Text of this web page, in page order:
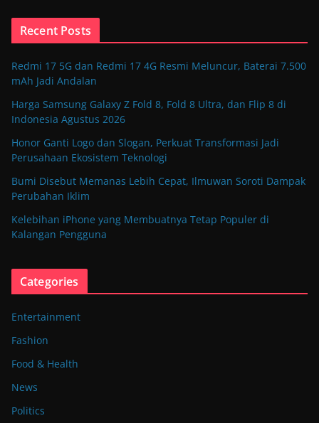
Recent Posts
Redmi 17 5G dan Redmi 17 4G Resmi Meluncur, Baterai 7.500
mAh Jadi Andalan
Harga Samsung Galaxy Z Fold 8, Fold 8 Ultra, dan Flip 8 di
Indonesia Agustus 2026
Honor Ganti Logo dan Slogan, Perkuat Transformasi Jadi
Perusahaan Ekosistem Teknologi
Bumi Disebut Memanas Lebih Cepat, Ilmuwan Soroti Dampak
Perubahan Iklim
Kelebihan iPhone yang Membuatnya Tetap Populer di
Kalangan Pengguna
Categories
Entertainment
Fashion
Food & Health
News
Politics